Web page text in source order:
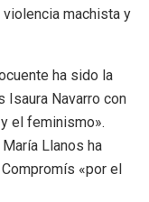
machista y
ha sido la
Isaura Navarro con
el feminismo».
Llanos ha
«por el